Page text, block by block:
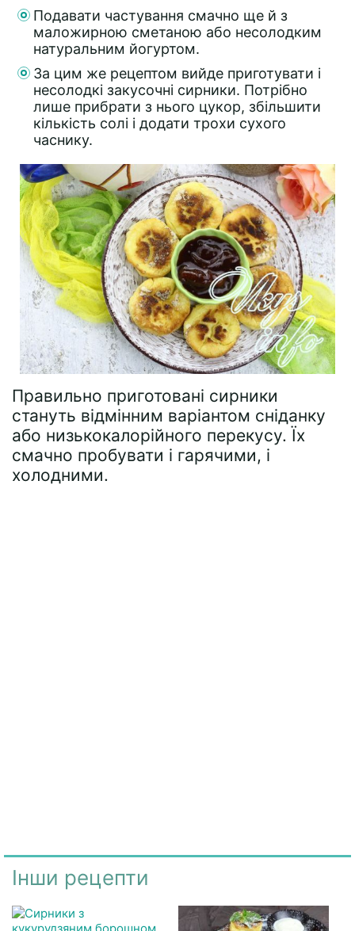
Подавати частування смачно ще й з
маложирною сметаною або несолодким
натуральним йогуртом.
За цим же рецептом вийде приготувати і
несолодкі закусочні сирники. Потрібно
лише прибрати з нього цукор, збільшити
кількість солі і додати трохи сухого
часнику.
Правильно приготовані сирники
стануть відмінним варіантом сніданку
або низькокалорійного перекусу. Їх
смачно пробувати і гарячими, і
холодними.
Інши рецепти